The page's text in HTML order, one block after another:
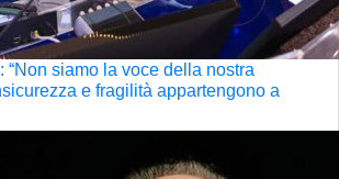
“Non siamo la voce della nostra
e fragilità appartengono a